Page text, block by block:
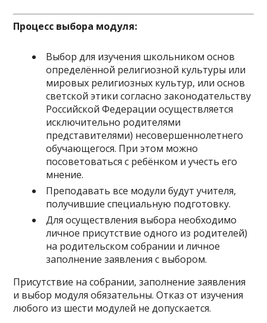
Процесс выбора модуля:
Выбор для изучения школьником основ
определённой религиозной культуры или
мировых религиозных культур, или основ
светской этики согласно законодательству
Российской Федерации осуществляется
исключительно родителями
представителями) несовершеннолетнего
обучающегося. При этом можно
посоветоваться с ребёнком и учесть его
мнение.
Преподавать все модули будут учителя,
получившие специальную подготовку.
Для осуществления выбора необходимо
личное присутствие одного из родителей)
на родительском собрании и личное
заполнение заявления с выбором.
Присутствие на собрании, заполнение заявления
и выбор модуля обязательны. Отказ от изучения
любого из шести модулей не допускается.